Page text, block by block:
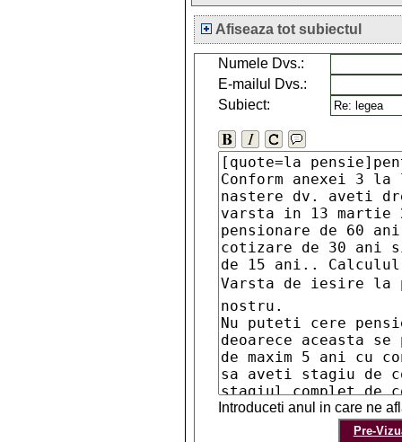
Afiseaza tot subiectul
Numele Dvs.:
E-mailul Dvs.:
Subiect:
Introduceti anul in care ne